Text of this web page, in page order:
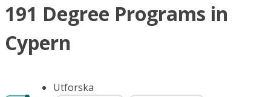
191 Degree Programs in
Cypern
Utforska